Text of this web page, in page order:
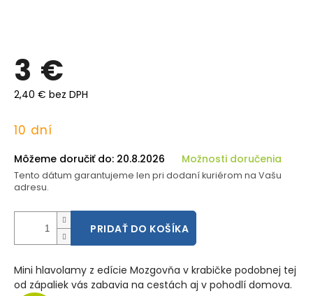
3 €
2,40 € bez DPH
Jednotková
10 dní
Môžeme doručiť do: 20.8.2026 Možnosti doručenia
Tento dátum garantujeme len pri dodaní kuriérom na Vašu
adresu.
PRIDAŤ DO KOŠÍKA
Mini hlavolamy z edície Mozgovňa v krabičke podobnej tej
od zápaliek vás zabavia na cestách aj v pohodlí domova.